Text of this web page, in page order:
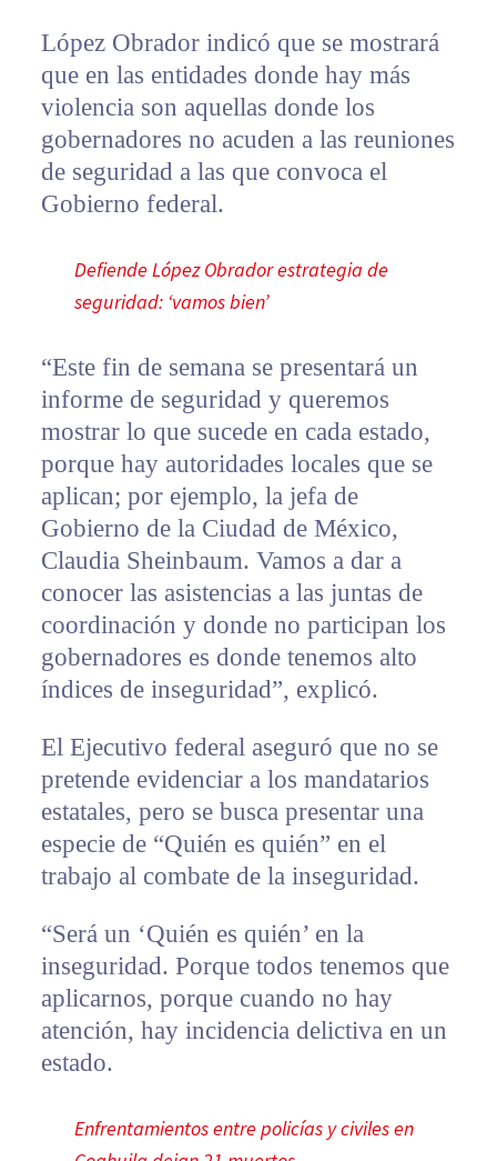
López Obrador indicó que se mostrará
que en las entidades donde hay más
violencia son aquellas donde los
gobernadores no acuden a las reuniones
de seguridad a las que convoca el
Gobierno federal.
Defiende López Obrador estrategia de
seguridad: ‘vamos bien’
“Este fin de semana se presentará un
informe de seguridad y queremos
mostrar lo que sucede en cada estado,
porque hay autoridades locales que se
aplican; por ejemplo, la jefa de
Gobierno de la Ciudad de México,
Claudia Sheinbaum. Vamos a dar a
conocer las asistencias a las juntas de
coordinación y donde no participan los
gobernadores es donde tenemos alto
índices de inseguridad”, explicó.
El Ejecutivo federal aseguró que no se
pretende evidenciar a los mandatarios
estatales, pero se busca presentar una
especie de “Quién es quién” en el
trabajo al combate de la inseguridad.
“Será un ‘Quién es quién’ en la
inseguridad. Porque todos tenemos que
aplicarnos, porque cuando no hay
atención, hay incidencia delictiva en un
estado.
Enfrentamientos entre policías y civiles en